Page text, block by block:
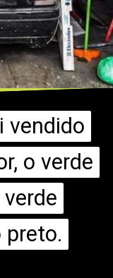
vendido
o verde
preto.
vendido
o verde
preto.